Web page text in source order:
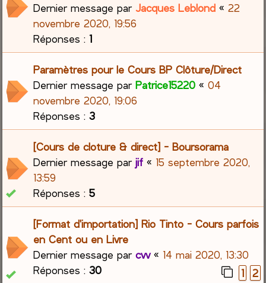
Dernier message parJacques Leblond «22
novembre 2020, 19:56
Réponses :1
Paramètres pour le Cours BP Clôture/Direct
Dernier message parPatrice15220 «04
novembre 2020, 19:06
Réponses :3
[Cours de cloture & direct] - Boursorama
Dernier message parjif « 15 septembre 2020,
13:59
Réponses :5
[Format d'importation] Rio Tinto - Cours parfois
en Cent ou en Livre
Dernier message parcvv« 14 mai 2020, 13:30
Réponses :30 1 2